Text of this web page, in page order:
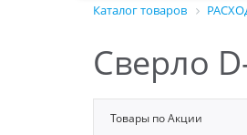
Каталог товаров
Сверло
Товары по Акции